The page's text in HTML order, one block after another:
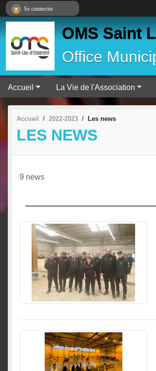
OMS Saint
Office
Accueil La Vie de l'Association
Accueil 2022-2023 Les news
LES NEWS
9 news
Se connecter
Panneau de gestion des cookies